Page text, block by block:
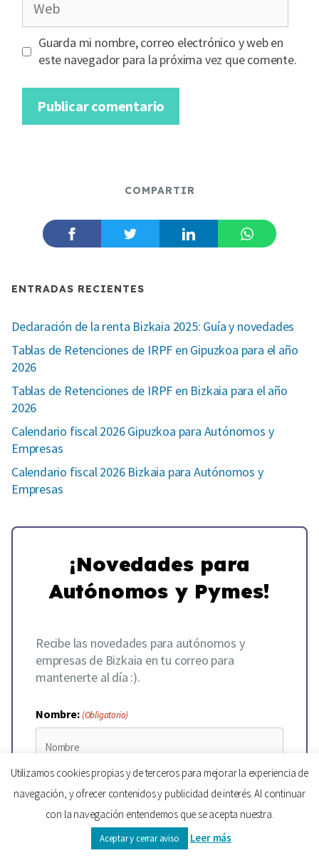
Guarda mi nombre, correo electrónico y web en
este navegador para la próxima vez que comente.
COMPARTIR
ENTRADAS RECIENTES
Declaración de la renta Bizkaia 2025: Guía y novedades
Tablas de Retenciones de IRPF en Gipuzkoa para el año
2026
Tablas de Retenciones de IRPF en Bizkaia para el año
2026
Calendario fiscal 2026 Gipuzkoa para Autónomos y
Empresas
Calendario fiscal 2026 Bizkaia para Autónomos y
Empresas
¡Novedades para
Autónomos y Pymes!
Recibe las novedades para autónomos y
empresas de Bizkaia en tu correo para
mantenerte al día :).
Nombre:(Obligatorio)
Email: (Obligatorio)
Utilizamos cookies propias y de terceros para mejorar la experiencia de
navegación, y ofrecer contenidos y publicidad de interés. Al continuar
con la navegación entendemos que se acepta nuestra.
Aceptar y cerrar aviso Leer más